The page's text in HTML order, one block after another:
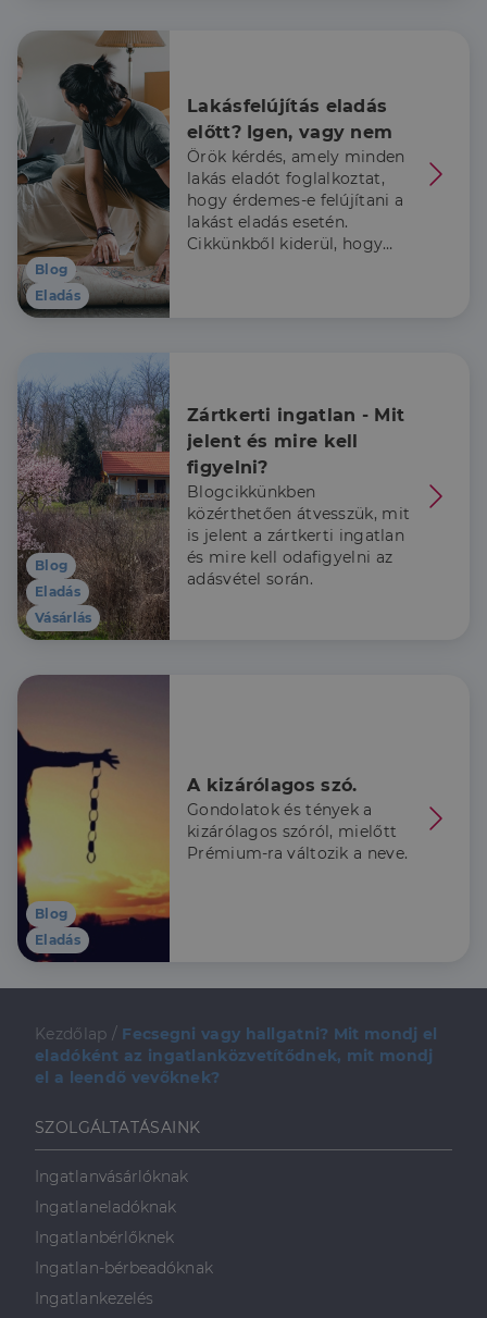
Blog
Eladás
Lakásfelújítás eladás
előtt? Igen, vagy nem
Örök kérdés, amely minden
lakás eladót foglalkoztat,
hogy érdemes-e felújítani a
lakást eladás esetén.
Cikkünkből kiderül, hogy
Blog
Eladás
Vásárlás
Zártkerti ingatlan - Mit
jelent és mire kell
figyelni?
Blogcikkünkben
közérthetően átvesszük, mit
is jelent a zártkerti ingatlan
és mire kell odafigyelni az
adásvétel során.
Blog
Eladás
A kizárólagos szó.
Gondolatok és tények a
kizárólagos szóról, mielőtt
Prémium-ra változik a neve.
Kezdőlap / Fecsegni vagy hallgatni? Mit mondj el
eladóként az ingatlanközvetítődnek, mit mondj
el a leendő vevőknek?
SZOLGÁLTATÁSAINK
Ingatlanvásárlóknak
Ingatlaneladóknak
Ingatlanbérlőknek
Ingatlan-bérbeadóknak
Ingatlankezelés
hirdetőitől
_gcl_au
Google LLC
.dh.hu
2
hónap
4 hét
Ezt a cookie-t
a Doubleclick
állítja be, és
információkat
szolgáltat
arról, hogy a
végfelhasználó
hogyan
használja a
weboldalt.